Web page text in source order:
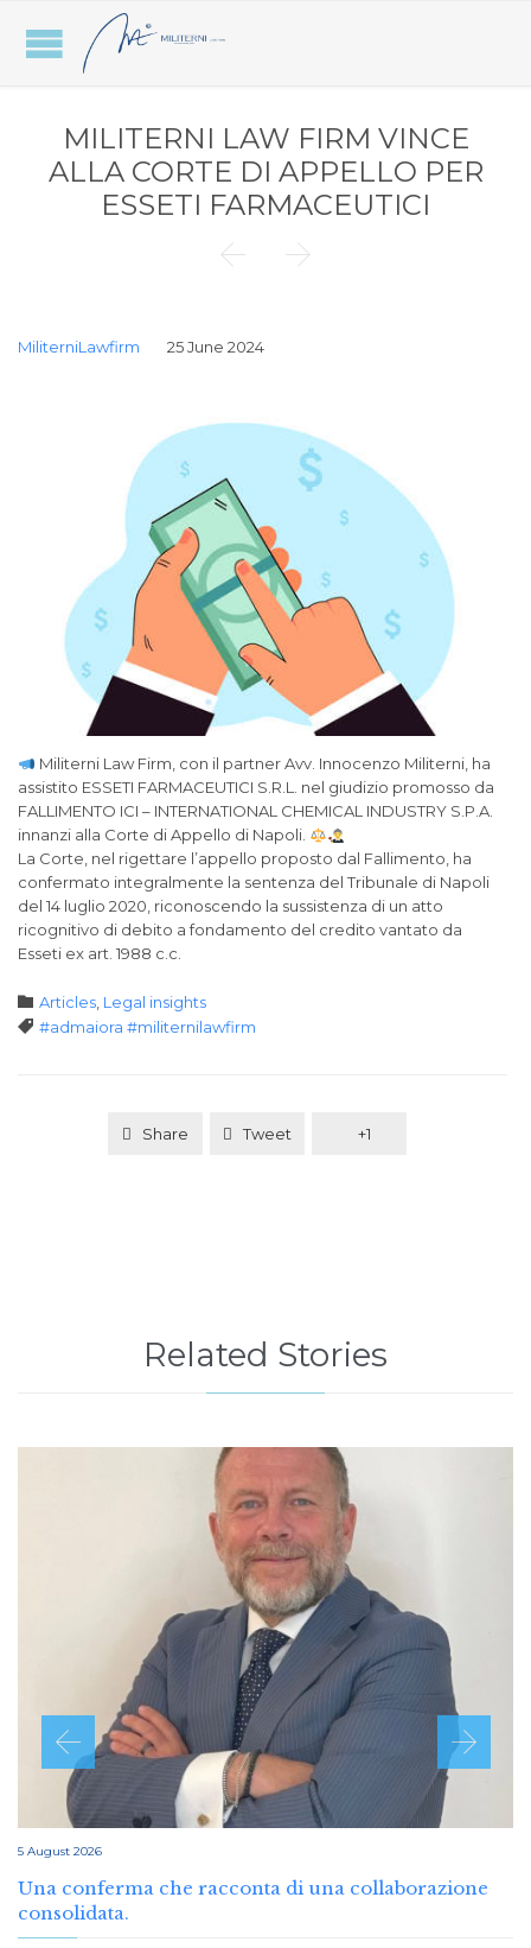
MILITERNI LAW FIRM VINCE
ALLA CORTE DI APPELLO PER
ESSETI FARMACEUTICI
 
MiliterniLawfirm 25 June 2024
Militerni Law Firm, con il partner Avv. Innocenzo Militerni, ha
assistito ESSETI FARMACEUTICI S.R.L. nel giudizio promosso da
FALLIMENTO ICI – INTERNATIONAL CHEMICAL INDUSTRY S.P.A.
innanzi alla Corte di Appello di Napoli.
La Corte, nel rigettare l’appello proposto dal Fallimento, ha
confermato integralmente la sentenza del Tribunale di Napoli
del 14 luglio 2020, riconoscendo la sussistenza di un atto
ricognitivo di debito a fondamento del credito vantato da
Esseti ex art. 1988 c.c.
 Category
Articles, Legal insights
 Tags
#admaiora #militernilawfirm
Share Tweet +1
Related Stories
5 August 2026
Una conferma che racconta di una collaborazione
consolidata.